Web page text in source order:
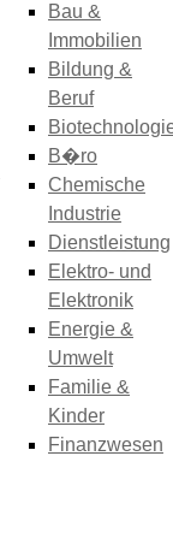
Bau &
Immobilien
Bildung &
Beruf
B�ro
Chemische
Industrie
Dienstleistung
Elektro- und
Elektronik
Energie &
Umwelt
Familie &
Kinder
Finanzwesen